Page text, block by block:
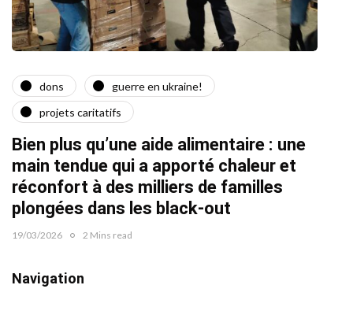
dons
guerre en ukraine!
projets caritatifs
Bien plus qu’une aide alimentaire : une
main tendue qui a apporté chaleur et
réconfort à des milliers de familles
plongées dans les black-out
19/03/2026 2 Mins read
Navigation